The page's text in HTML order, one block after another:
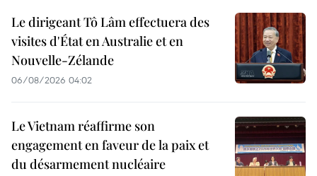
Le dirigeant Tô Lâm effectuera des
visites d'État en Australie et en
Nouvelle-Zélande
06/08/2026 04:02
Le Vietnam réaffirme son
engagement en faveur de la paix et
du désarmement nucléaire